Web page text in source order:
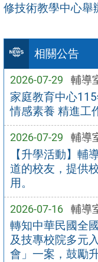
相關公告
2026-07-29 輔導
家庭教育中心
情感素養 精進工
2026-07-29 輔導
【升學活動】輔
道的校友，提供
用。
2026-07-16 輔導
轉知中華民國全
及技專校院多元
會」一案，鼓勵
修技術教學中心舉